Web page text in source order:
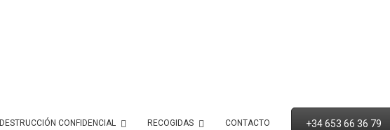
DESTRUCCIÓN CONFIDENCIAL RECOGIDAS CONTACTO +34 653 66 36 79